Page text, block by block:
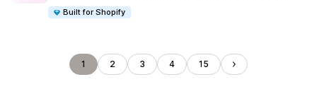
Built for Shopify
1 2 3 4 15